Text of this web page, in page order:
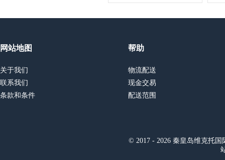
网站地图
关于我们
联系我们
条款和条件
帮助
物流配送
现金交易
配送范围
© 2017 - 2026 秦皇岛维克托